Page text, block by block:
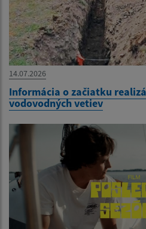
14.07.2026
Informácia o začiatku
vodovodných vetiev